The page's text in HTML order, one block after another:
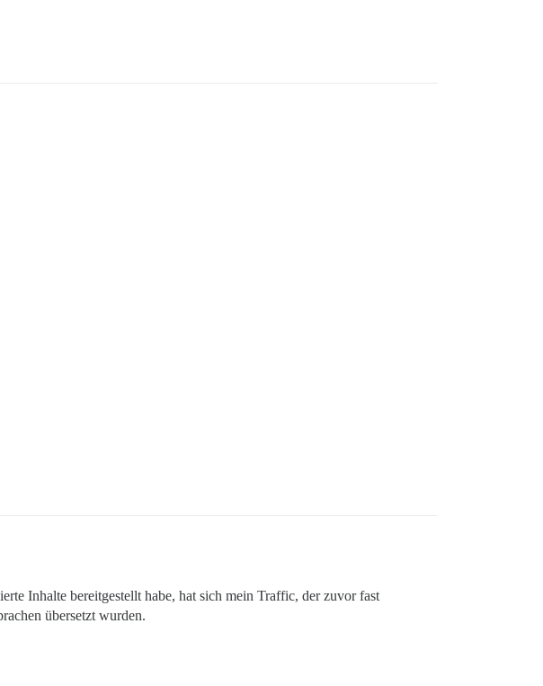
Inhalte bereitgestellt habe, hat sich mein Traffic, der zuvor fast
übersetzt wurden.